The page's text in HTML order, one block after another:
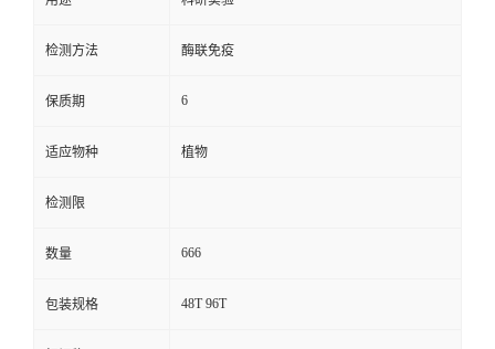
检测方法 酶联免疫
保质期 6
适应物种 植物
检测限
数量 666
包装规格 48T 96T